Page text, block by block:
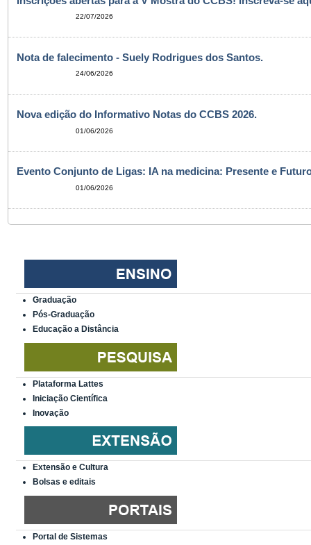
22/07/2026
Nota de falecimento - Suely Rodrigues dos Santos.
24/06/2026
Nova edição do Informativo Notas do CCBS 2026.
01/06/2026
Evento Conjunto de Ligas: IA na medicina: Presente e
01/06/2026
Graduação
Pós-Graduação
Educação a Distância
Plataforma Lattes
Iniciação Científica
Inovação
Extensão e Cultura
Bolsas e editais
Portal de Sistemas